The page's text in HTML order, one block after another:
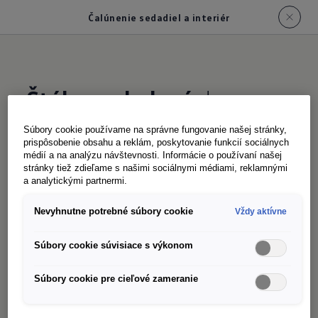
Čalúnenie sedadiel a interiér
Štýlovo zladenédo
posledného detailu
Vitajte vo svojej komfortnej zóne na kolesách: V
príjemným zážitkom pre vás aj vašich
ušľachtilé materiály a nadčasovo elegantný
dizajn. Dekory s jemnou štruktúrou, exkluzívne
poťahy sedadiel a decentné farebné prevedenie
Súbory cookie používame na správne fungovanie našej stránky,
prispôsobenie obsahu a reklám, poskytovanie funkcií sociálnych
médií a na analýzu návštevnosti. Informácie o používaní našej
stránky tiež zdieľame s našimi sociálnymi médiami, reklamnými
a analytickými partnermi.
Nevyhnutne potrebné súbory cookie Vždy aktívne
Súbory cookie súvisiace s výkonom
Súbory cookie pre cieľové zameranie